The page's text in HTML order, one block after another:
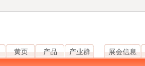
黄页 产品 产业群 展会信息